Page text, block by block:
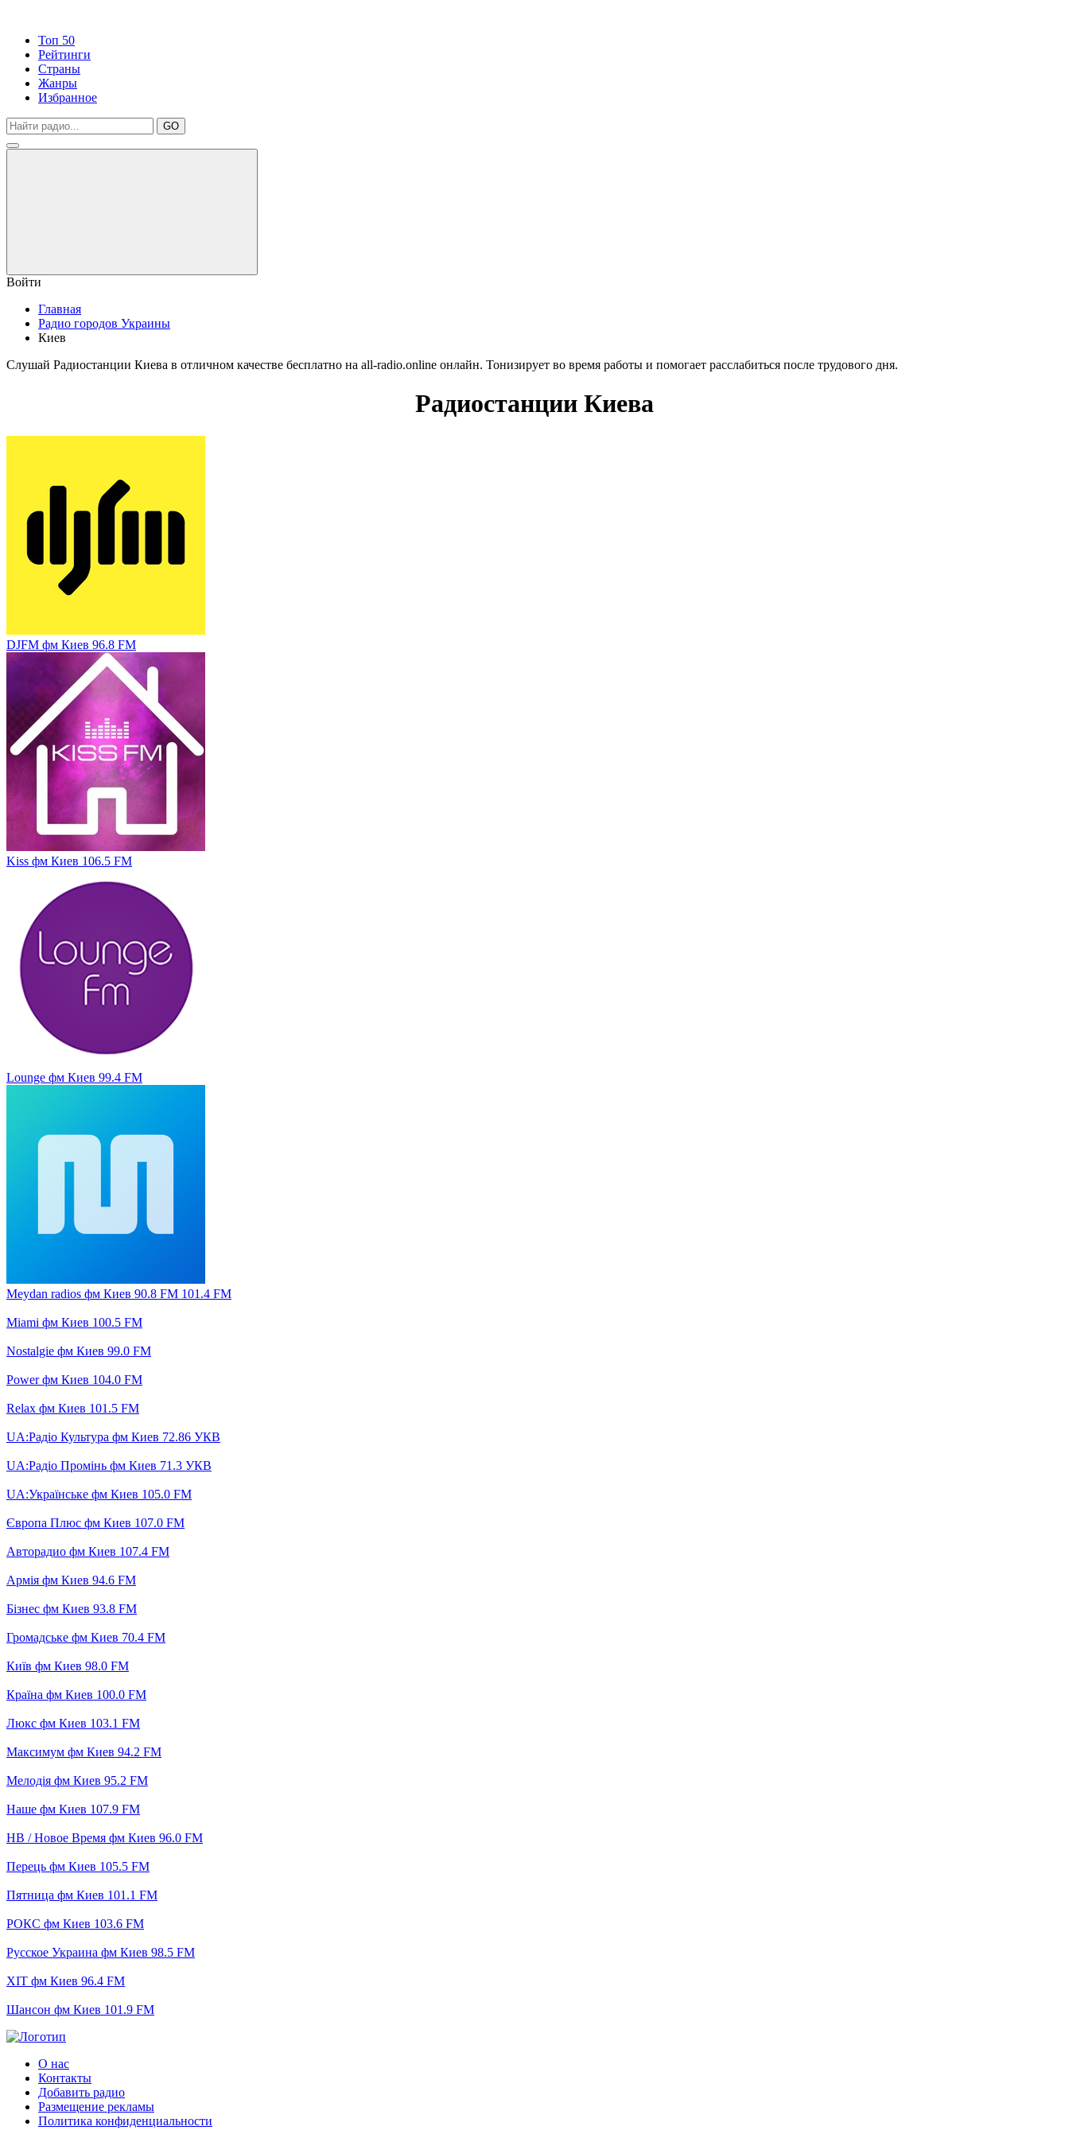
Топ 50
Рейтинги
Страны
Жанры
Избранное
GO
Войти
Главная
Радио городов Украины
Киев
Слушай Радиостанции Киева в отличном качестве бесплатно на all-radio.online онлайн. Тонизирует во время работы и помогает расслабиться после трудового дня.
Радиостанции Киева
DJFM фм Киев 96.8 FM
Kiss фм Киев 106.5 FM
Lounge фм Киев 99.4 FM
Meydan radios фм Киев 90.8 FM 101.4 FM
Miami фм Киев 100.5 FM
Nostalgie фм Киев 99.0 FM
Power фм Киев 104.0 FM
Relax фм Киев 101.5 FM
UA:Радіо Культура фм Киев 72.86 УКВ
UA:Радіо Промінь фм Киев 71.3 УКВ
UA:Українське фм Киев 105.0 FM
Європа Плюс фм Киев 107.0 FM
Авторадио фм Киев 107.4 FM
Армія фм Киев 94.6 FM
Бізнес фм Киев 93.8 FM
Громадське фм Киев 70.4 FM
Київ фм Киев 98.0 FM
Країна фм Киев 100.0 FM
Люкс фм Киев 103.1 FM
Максимум фм Киев 94.2 FM
Мелодія фм Киев 95.2 FM
Наше фм Киев 107.9 FM
НВ / Новое Время фм Киев 96.0 FM
Перець фм Киев 105.5 FM
Пятница фм Киев 101.1 FM
РОКС фм Киев 103.6 FM
Русское Украина фм Киев 98.5 FM
ХIT фм Киев 96.4 FM
Шансон фм Киев 101.9 FM
О нас
Контакты
Добавить радио
Размещение рекламы
Политика конфиденциальности